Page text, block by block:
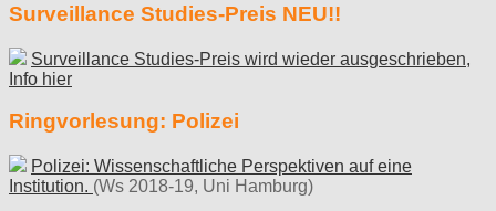
Surveillance Studies-Preis NEU!!
Surveillance Studies-Preis wird wieder ausgeschrieben,
Info hier
Ringvorlesung: Polizei
Polizei: Wissenschaftliche Perspektiven auf eine
Institution. (Ws 2018-19, Uni Hamburg)